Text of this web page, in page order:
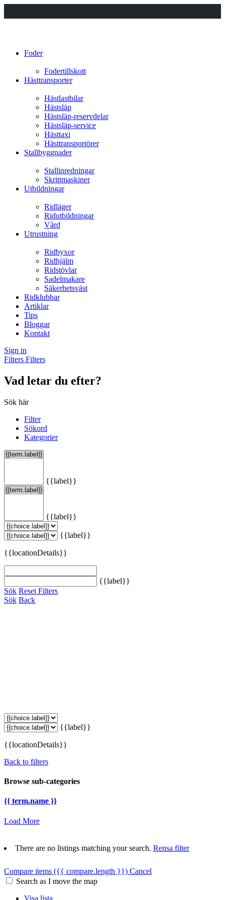
Foder
Fodertillskott
Hästtransporter
Hästlastbilar
Hästsläp
Hästsläp-reservdelar
Hästsläp-service
Hästtaxi
Hästtransportörer
Stallbyggnader
Stallinredningar
Skrittmaskiner
Utbildningar
Ridläger
Ridutbildningar
Vård
Utrustning
Ridbyxor
Ridhjälm
Ridstövlar
Sadelmakare
Säkerhetsväst
Ridklubbar
Artiklar
Tips
Bloggar
Kontakt
Sign in
Filters Filters
Vad letar du efter?
Sök här
Filter
Sökord
Kategorier
{{label}}
{{label}}
{{label}}
{{locationDetails}}
{{label}}
Sök Reset Filters
Sök Back
{{label}}
{{locationDetails}}
Back to filters
Browse sub-categories
{{ term.name }}
Load More
There are no listings matching your search. Rensa filter
Compare items ({{ compare.length }}) Cancel
Search as I move the map
Visa lista